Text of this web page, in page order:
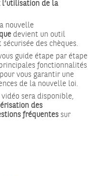
de la
nouvelle
devient un outil
des chèques.
guide étape par étape
fonctionnalités
vous garantir une
de la nouvelle loi.
sera disponible,
des
fréquentes sur